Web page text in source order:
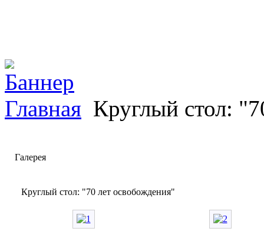
Главная Круглый стол:
Галерея
Круглый стол: "70 лет освобождения"